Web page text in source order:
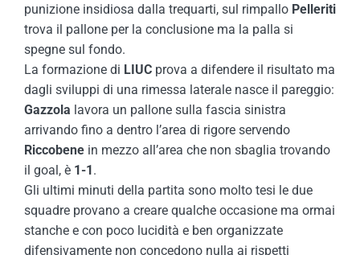
punizione insidiosa dalla trequarti, sul rimpallo Pelleriti
trova il pallone per la conclusione ma la palla si
spegne sul fondo.
La formazione di LIUC prova a difendere il risultato ma
dagli sviluppi di una rimessa laterale nasce il pareggio:
Gazzola lavora un pallone sulla fascia sinistra
arrivando fino a dentro l’area di rigore servendo
Riccobene in mezzo all’area che non sbaglia trovando
il goal, è 1-1.
Gli ultimi minuti della partita sono molto tesi le due
squadre provano a creare qualche occasione ma ormai
stanche e con poco lucidità e ben organizzate
difensivamente non concedono nulla ai rispetti